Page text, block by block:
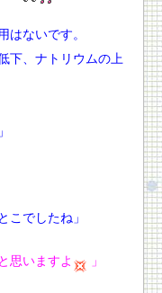
はないです。
下、ナトリウムの上
こでしたね」
思いますよ 」